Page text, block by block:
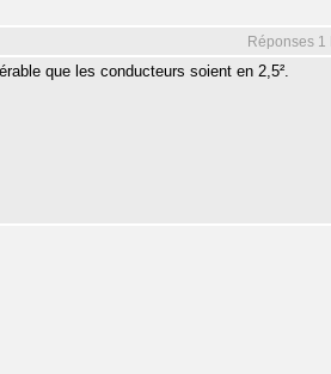
Réponses 1
que les conducteurs soient en 2,5².